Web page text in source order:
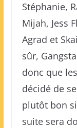
Stéphanie,
Mijah, Jess
Agrad et
sûr,
donc que
décidé de
plutôt bon
suite sera